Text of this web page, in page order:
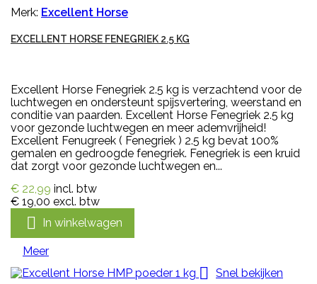
Merk: Excellent Horse
EXCELLENT HORSE FENEGRIEK 2.5 KG
Excellent Horse Fenegriek 2.5 kg is verzachtend voor de
luchtwegen en ondersteunt spijsvertering, weerstand en
conditie van paarden. Excellent Horse Fenegriek 2.5 kg
voor gezonde luchtwegen en meer ademvrijheid!
Excellent Fenugreek ( Fenegriek ) 2.5 kg bevat 100%
gemalen en gedroogde fenegriek. Fenegriek is een kruid
dat zorgt voor gezonde luchtwegen en...
€ 22,99 incl. btw
€ 19,00 excl. btw
 In winkelwagen
Meer

Snel bekijken